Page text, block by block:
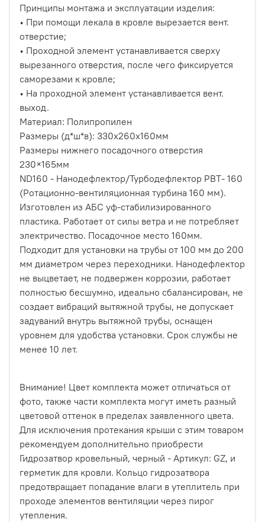
Принципы монтажа и эксплуатации изделия:
• При помощи лекала в кровле вырезается вент.
отверстие;
• Проходной элемент устанавливается сверху
вырезанного отверстия, после чего фиксируется
саморезами к кровле;
• На проходной элемент устанавливается вент.
выход.
Материал: Полипропилен
Размеры (д*ш*в): 330х260х160мм
Размеры нижнего посадочного отверстия
230×165мм
ND160 - Нанодефлектор/Турбодефлектор РВТ- 160
(Ротационно-вентиляционная турбина 160 мм).
Изготовлен из АБС уф-стабилизированного
пластика. Работает от силы ветра и не потребляет
электричество. Посадочное место 160мм.
Подходит для установки на трубы от 100 мм до 200
мм диаметром через переходники. Нанодефлектор
не выцветает, не подвержен коррозии, работает
полностью бесшумно, идеально сбалансирован, не
создает вибраций вытяжной трубы, не допускает
задуваний внутрь вытяжной трубы, оснащен
уровнем для удобства установки. Срок службы не
менее 10 лет.
Внимание! Цвет комплекта может отличаться от
фото, также части комплекта могут иметь разный
цветовой оттенок в пределах заявленного цвета.
Для исключения протекания крыши с этим товаром
рекомендуем дополнительно приобрести
Гидрозатвор кровельный, черный - Артикул: GZ, и
герметик для кровли. Кольцо гидрозатвора
предотвращает попадание влаги в утеплитель при
проходе элементов вентиляции через пирог
утепления.